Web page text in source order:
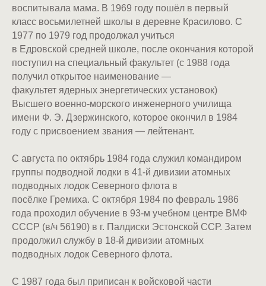
воспитывала мама. В 1969 году пошёл в первый
класс восьмилетней школы в деревне Красилово. С
1977 по 1979 год продолжал учиться
в Едровской средней школе, после окончания которой
поступил на специальный факультет (с 1988 года
получил открытое наименование —
факультет ядерных энергетических установок)
Высшего военно-морского инженерного училища
имени Ф. Э. Дзержинского, которое окончил в 1984
году с присвоением звания — лейтенант.
С августа по октябрь 1984 года служил командиром
группы подводной лодки в 41-й дивизии атомных
подводных лодок Северного флота в
посёлке Гремиха. С октября 1984 по февраль 1986
года проходил обучение в 93-м учебном центре ВМФ
СССР (в/ч 56190) в г. Палдиски Эстонской ССР. Затем
продолжил службу в 18-й дивизии атомных
подводных лодок Северного флота.
С 1987 года был приписан к войсковой части